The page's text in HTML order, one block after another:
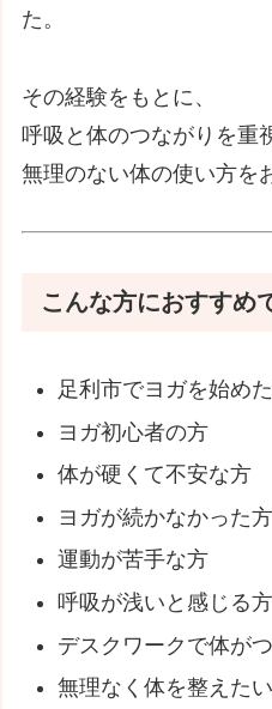
た。
その経験をもとに、
呼吸と体のつながりを重
無理のない体の使い方を
こんな方におすすめ
足利市でヨガを始め
ヨガ初心者の方
体が硬くて不安な方
ヨガが続かなかった方
運動が苦手な方
呼吸が浅いと感じる方
デスクワークで体が
無理なく体を整えた